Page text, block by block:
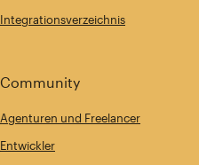
Integrationsverzeichnis
Community
Agenturen und Freelancer
Entwickler